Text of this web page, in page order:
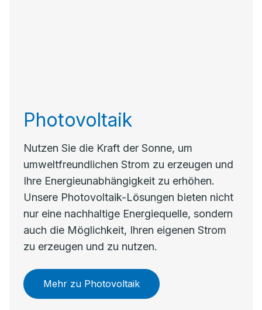
Photovoltaik
Nutzen Sie die Kraft der Sonne, um
umweltfreundlichen Strom zu erzeugen und
Ihre Energieunabhängigkeit zu erhöhen.
Unsere Photovoltaik-Lösungen bieten nicht
nur eine nachhaltige Energiequelle, sondern
auch die Möglichkeit, Ihren eigenen Strom
zu erzeugen und zu nutzen.
Mehr zu Photovoltaik